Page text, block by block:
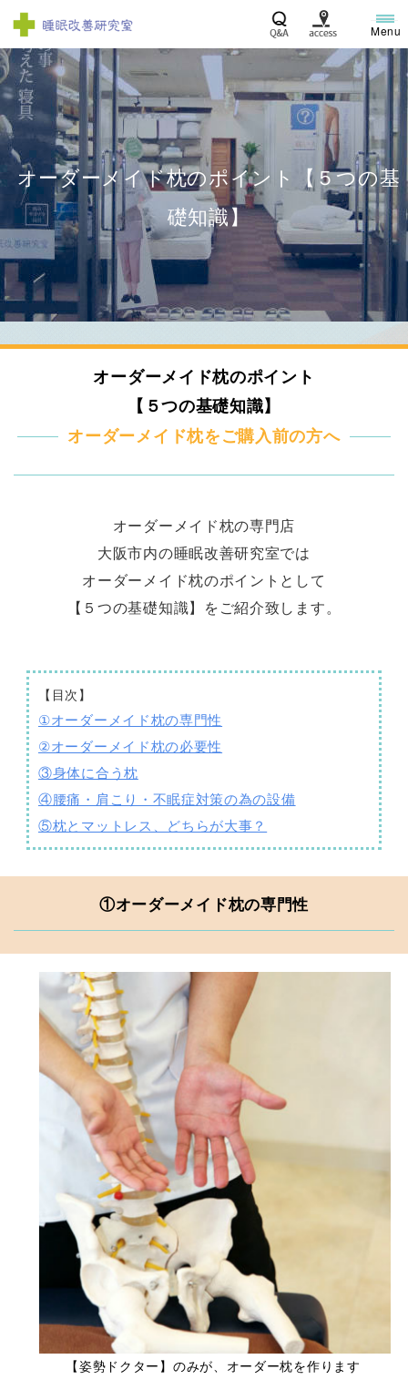
オーダーメイド枕のポイント【５つの基
礎知識】
オーダーメイド枕のポイント
【５つの基礎知識】
オーダーメイド枕をご購入前の方へ
オーダーメイド枕の専門店
大阪市内の睡眠改善研究室では
オーダーメイド枕のポイントとして
【５つの基礎知識】をご紹介致します。
【目次】
①オーダーメイド枕の専門性
②オーダーメイド枕の必要性
③身体に合う枕
④腰痛・肩こり・不眠症対策の為の設備
⑤枕とマットレス、どちらが大事？
①オーダーメイド枕の専門性
【姿勢ドクター】のみが、オーダー枕を作ります